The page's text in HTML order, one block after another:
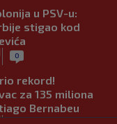
u PSV-u:
stigao kod
0
rekord!
za 135 miliona
Bernabeu